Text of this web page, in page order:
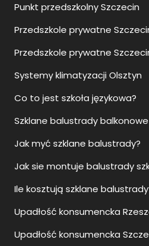
Punkt przedszkolny Szczecin
Przedszkole prywatne
Przedszkole prywatne
Systemy klimatyzacji Olsztyn
Co to jest szkoła językowa?
Szklane balustrady
Jak myć szklane balustrady?
Jak sie montuje balustrady
Ile kosztują szklane
Upadłość konsumencka
Upadłość konsumencka